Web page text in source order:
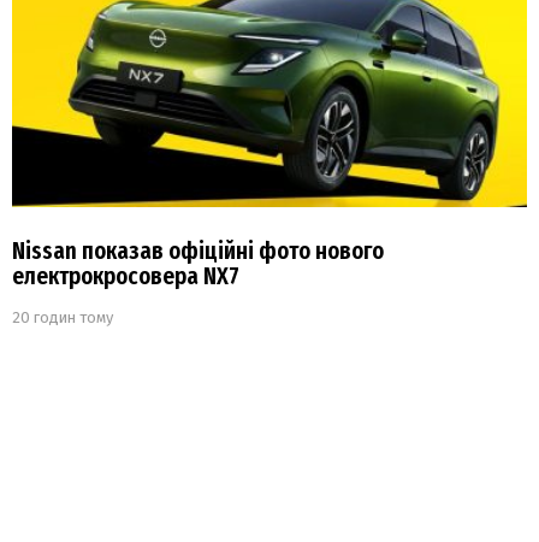
Nissan показав офіційні фото нового
електрокросовера NX7
20 годин тому